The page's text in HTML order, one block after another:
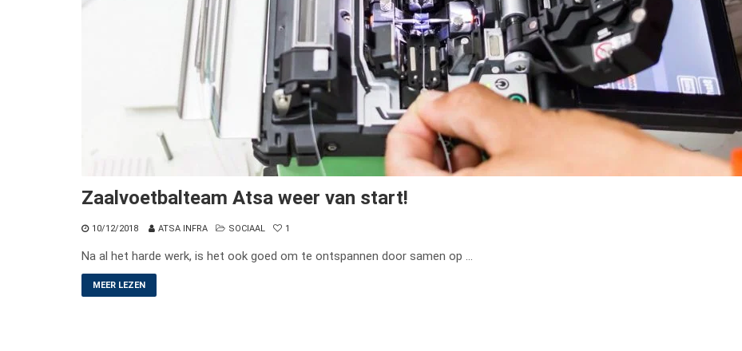
Zaalvoetbalteam Atsa weer van start!
10/12/2018 ATSA INFRA SOCIAAL 1
Na al het harde werk, is het ook goed om te ontspannen door samen op …
MEER LEZEN